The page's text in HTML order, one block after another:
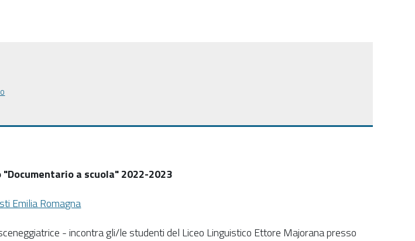
a scuola" 2022-2023
Emilia Romagna
- incontra gli/le studenti del Liceo Linguistico Ettore Majorana presso